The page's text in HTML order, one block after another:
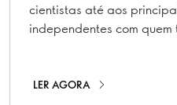
cientistas até aos
independentes com quem
LER AGORA